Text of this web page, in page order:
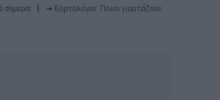
σήμερα
➔ Εορτολόγιο: Ποιοι γιορτάζουν